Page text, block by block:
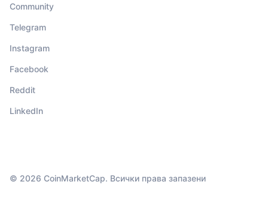
Community
Telegram
Instagram
Facebook
Reddit
LinkedIn
© 2026 CoinMarketCap. Всички права запазени